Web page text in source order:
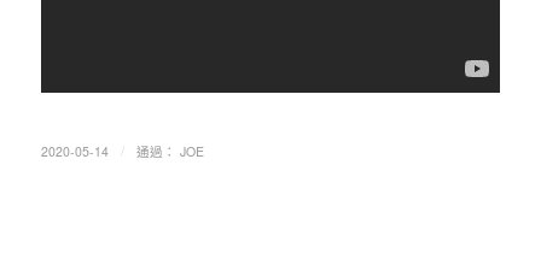
2020-05-14 通過： JOE